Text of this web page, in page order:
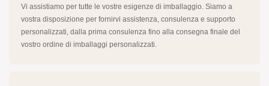
Vi assistiamo per tutte le vostre esigenze di imballaggio. Siamo a
vostra disposizione per fornirvi assistenza, consulenza e supporto
personalizzati, dalla prima consulenza fino alla consegna finale del
vostro ordine di imballaggi personalizzati.